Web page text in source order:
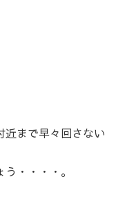
近まで早々回さない
・・・・。